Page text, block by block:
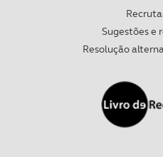
Sugestões e
Resolução